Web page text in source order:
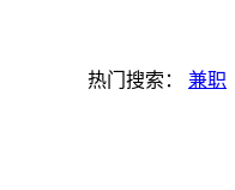
热门搜索： 兼职